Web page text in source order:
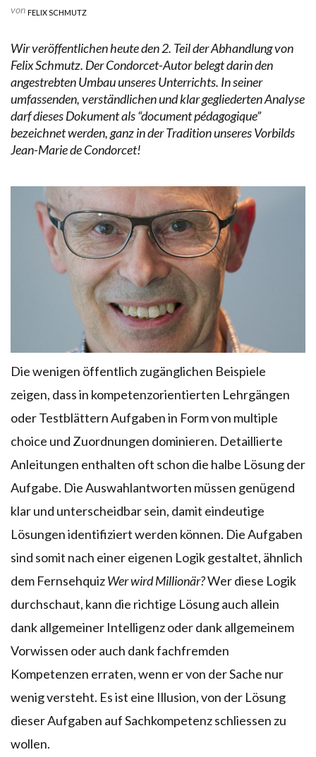
von FELIX SCHMUTZ
Wir veröffentlichen heute den 2. Teil der Abhandlung von
Felix Schmutz. Der Condorcet-Autor belegt darin den
angestrebten Umbau unseres Unterrichts. In seiner
umfassenden, verständlichen und klar gegliederten Analyse
darf dieses Dokument als “document pédagogique”
bezeichnet werden, ganz in der Tradition unseres Vorbilds
Jean-Marie de Condorcet!
Die wenigen öffentlich zugänglichen Beispiele
zeigen, dass in kompetenzorientierten Lehrgängen
oder Testblättern Aufgaben in Form von multiple
choice und Zuordnungen dominieren. Detaillierte
Anleitungen enthalten oft schon die halbe Lösung der
Aufgabe. Die Auswahlantworten müssen genügend
klar und unterscheidbar sein, damit eindeutige
Lösungen identifiziert werden können. Die Aufgaben
sind somit nach einer eigenen Logik gestaltet, ähnlich
dem FernsehquizWer wird Millionär?Wer diese Logik
durchschaut, kann die richtige Lösung auch allein
dank allgemeiner Intelligenz oder dank allgemeinem
Vorwissen oder auch dank fachfremden
Kompetenzen erraten, wenn er von der Sache nur
wenig versteht. Es ist eine Illusion, von der Lösung
dieser Aufgaben auf Sachkompetenz schliessen zu
wollen.